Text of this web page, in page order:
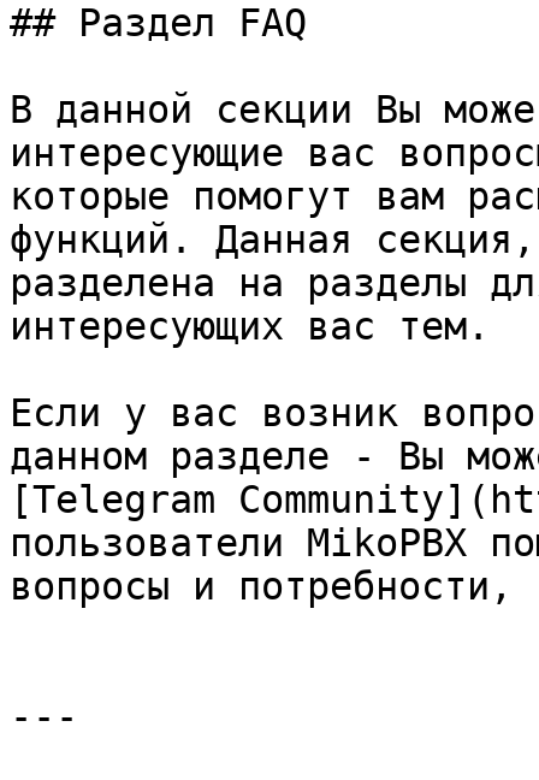
## Раздел FAQ
В данной секции Вы
интересующие вас
которые помогут вам
функций. Данная
разделена на разделы
интересующих вас тем.
Если у вас возник
данном разделе - Вы
[Telegram
пользователи MikoPBX
вопросы и
---